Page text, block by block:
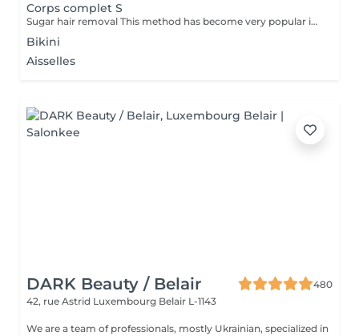
Corps complet S
Sugar hair removal This method has become very popular in our institute. The sugar paste is 100% natural. It is based on millennial recipes from the Middle East and contains exclusively water and sugar, without any chemical, aromatic or coloring substance. The paste is hypoallergenic and does not cause skin irritation. It applies to all areas. The paste is massaged inside the follicle, it envelops the hairs, surrounds them and lubricates them. The extraction is done in the natural direction of hair growth. There is no broken hair left in the follicle. This technique does not cause redness or irritation of the skin. Non-negligible advantage is the fact that it is not necessary to have a certain length of hair as with wax, the sugar effectively removes very short hair. The sugar withdraws without tapes. We also recommend this method to teenagers for their first depilations and to people who want full hair removal, because it is much less painful than waxing.
Bikini
Aisselles
DARK Beauty / Belair
480
42, rue Astrid Luxembourg Belair L-1143
We are a team of professionals, mostly Ukrainian, specialized in